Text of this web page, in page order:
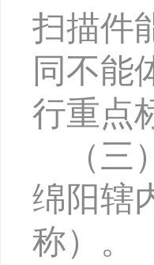
扫描件
同不能
行重点
（ 三
绵阳辖
称）。